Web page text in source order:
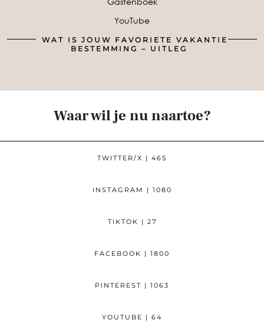
YouTube
WAT IS JOUW FAVORIETE VAKANTIE
BESTEMMING – UITLEG
Waar wil je nu naartoe?
TWITTER/X | 465
INSTAGRAM | 1080
TIKTOK | 27
FACEBOOK | 1800
PINTEREST | 1063
YOUTUBE | 64